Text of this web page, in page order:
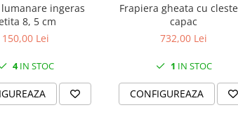
ingeras
8, 5 cm
150,00 Lei
4IN STOC
Frapiera gheata cu
capac
732,00 Lei
1 IN STOC
CONFIGUREAZA